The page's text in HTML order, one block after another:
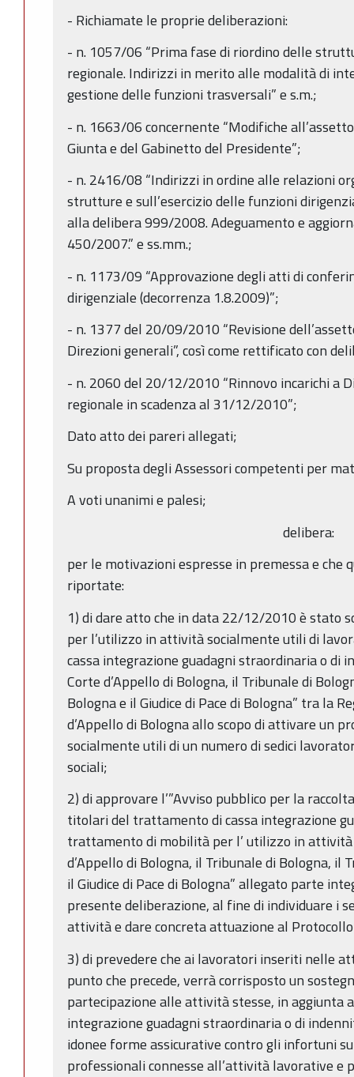
- Richiamate le proprie deliberazioni:
- n. 1057/06 “Prima fase di riordino delle
regionale. Indirizzi in merito alle modalità di
gestione delle funzioni trasversali” e s.m.;
- n. 1663/06 concernente “Modifiche
Giunta e del Gabinetto del Presidente”;
- n. 2416/08 “Indirizzi in ordine alle relazioni
strutture e sull’esercizio delle funzioni
alla delibera 999/2008. Adeguamento e
450/2007.” e ss.mm.;
- n. 1173/09 “Approvazione degli atti di
dirigenziale (decorrenza 1.8.2009)”;
- n. 1377 del 20/09/2010 “Revisione
Direzioni generali”, così come rettificato con
- n. 2060 del 20/12/2010 “Rinnovo incarichi a
regionale in scadenza al 31/12/2010”;
Dato atto dei pareri allegati;
Su proposta degli Assessori competenti per
A voti unanimi e palesi;
delibera:
per le motivazioni espresse in premessa e
riportate:
1) di dare atto che in data 22/12/2010 è stato
per l’utilizzo in attività socialmente utili di
cassa integrazione guadagni straordinaria o di
Corte d’Appello di Bologna, il Tribunale di
Bologna e il Giudice di Pace di Bologna” tra la
d’Appello di Bologna allo scopo di attivare un
socialmente utili di un numero di sedici
sociali;
2) di approvare l’”Avviso pubblico per la
titolari del trattamento di cassa integrazione
trattamento di mobilità per l’ utilizzo in
d’Appello di Bologna, il Tribunale di Bologna, il
il Giudice di Pace di Bologna” allegato parte
presente deliberazione, al fine di individuare i
attività e dare concreta attuazione al
3) di prevedere che ai lavoratori inseriti nelle
punto che precede, verrà corrisposto un
partecipazione alle attività stesse, in aggiunta
integrazione guadagni straordinaria o di
idonee forme assicurative contro gli infortuni
professionali connesse all’attività lavorative